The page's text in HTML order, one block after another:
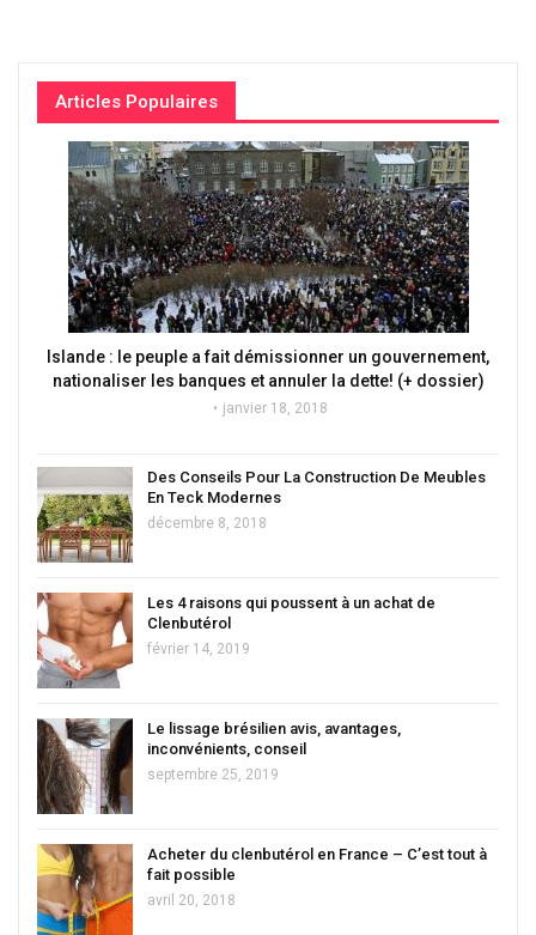
Articles Populaires
Islande : le peuple a fait démissionner un gouvernement,
nationaliser les banques et annuler la dette! (+ dossier)
janvier 18, 2018
Des Conseils Pour La Construction De Meubles
En Teck Modernes
décembre 8, 2018
Les 4 raisons qui poussent à un achat de
Clenbutérol
février 14, 2019
Le lissage brésilien avis, avantages,
inconvénients, conseil
septembre 25, 2019
Acheter du clenbutérol en France – C’est tout à
fait possible
avril 20, 2018